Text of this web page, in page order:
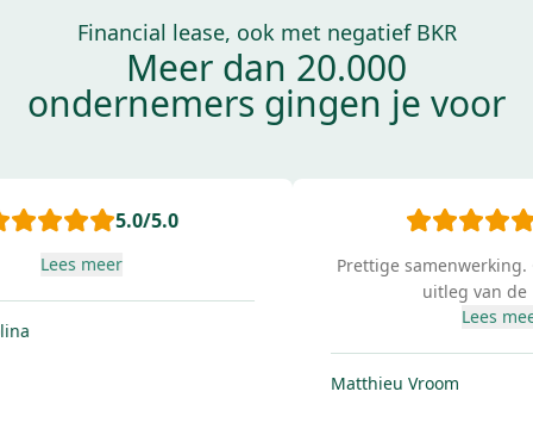
Financial lease, ook met negatief BKR
Meer dan 20.000
ondernemers gingen je voor
Prettige samenwerking. Goede service en